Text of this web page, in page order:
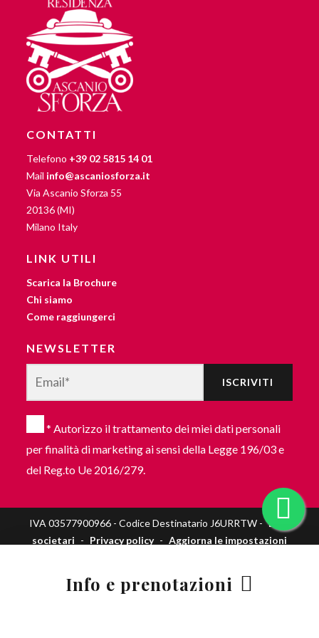
Info e prenotazioni
CONTATTI
Telefono +39 02 5815 14 01
Mail info@ascaniosforza.it
Via Ascanio Sforza 55
20136 (MI)
Milano Italy
LINK UTILI
Scarica la Brochure
Chi siamo
Come raggiungerci
NEWSLETTER
*Autorizzo il trattamento dei miei dati personali
per finalità di marketing ai sensi della Legge 196/03 e
del Reg.to Ue 2016/279.
ISCRIVITI
IVA 03577900966 - Codice Destinatario J6URRTW - Dati
societari - Privacy policy - Aggiorna le impostazioni